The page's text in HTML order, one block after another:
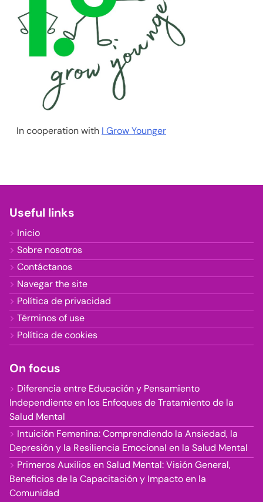
In cooperation with I Grow Younger
Useful links
Inicio
Sobre nosotros
Contáctanos
Navegar the site
Política de privacidad
Términos of use
Política de cookies
On focus
Diferencia entre Educación y Pensamiento
Independiente en los Enfoques de Tratamiento de la
Salud Mental
Intuición Femenina: Comprendiendo la Ansiedad, la
Depresión y la Resiliencia Emocional en la Salud Mental
Primeros Auxilios en Salud Mental: Visión General,
Beneficios de la Capacitación y Impacto en la
Comunidad